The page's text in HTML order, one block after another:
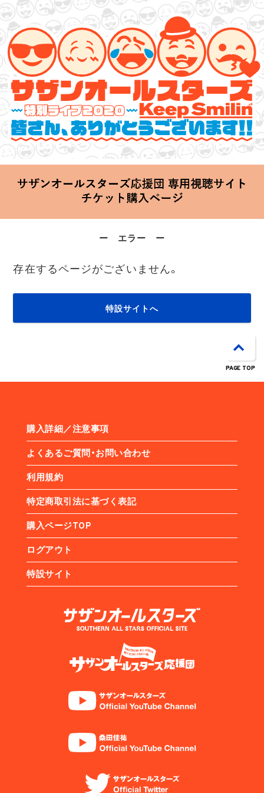
サザンオールスターズ 特別ライブ 2020
「Keep Smilin’～皆さん、ありがとうございます!!～」
2020.06.25 Thu 20:00 Start at 横浜アリーナ
ー エラー ー
存在するページがございません。
特設サイトへ
購入詳細／注意事項
よくあるご質問・お問い合わせ
利用規約
特定商取引法に基づく表記
購入ページTOP
ログアウト
特設サイト
PAGE TOP